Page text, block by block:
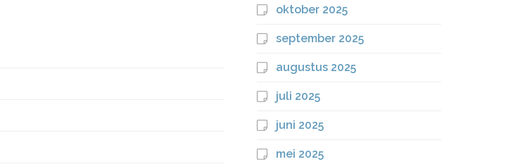
oktober 2025
september 2025
augustus 2025
juli 2025
juni 2025
mei 2025